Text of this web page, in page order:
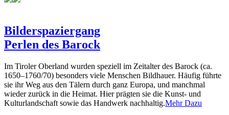
Bilderspaziergang
Perlen des Barock
Im Tiroler Oberland wurden speziell im Zeitalter des Barock (ca.
1650–1760/70) besonders viele Menschen Bildhauer. Häufig führte
sie ihr Weg aus den Tälern durch ganz Europa, und manchmal
wieder zurück in die Heimat. Hier prägten sie die Kunst- und
Kulturlandschaft sowie das Handwerk nachhaltig.Mehr Dazu